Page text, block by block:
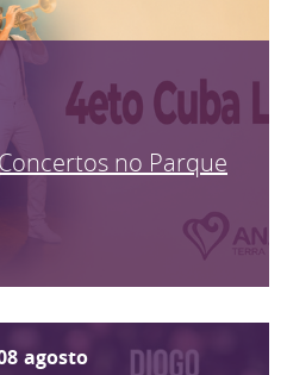
no Parque
agosto